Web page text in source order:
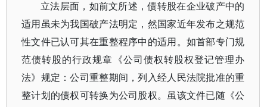
立法层面，如前文所述，债转股在企业破产中的
适用虽未为我国破产法明定，然国家近年发布之规范
性文件已认可其在重整程序中的适用。如首部专门规
范债转股的行政规章《公司债权转股权登记管理办
法》规定：公司重整期间，列入经人民法院批准的重
整计划的债权可转换为公司股权。虽该文件已随《公